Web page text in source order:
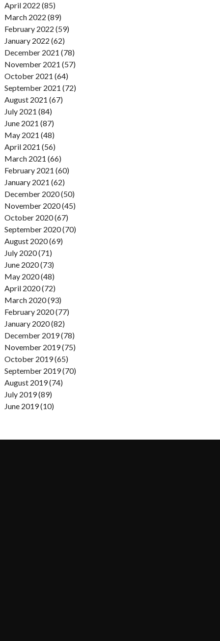
April 2022 (85)
March 2022 (89)
February 2022 (59)
January 2022 (62)
December 2021 (78)
November 2021 (57)
October 2021 (64)
September 2021 (72)
August 2021 (67)
July 2021 (84)
June 2021 (87)
May 2021 (48)
April 2021 (56)
March 2021 (66)
February 2021 (60)
January 2021 (62)
December 2020 (50)
November 2020 (45)
October 2020 (67)
September 2020 (70)
August 2020 (69)
July 2020 (71)
June 2020 (73)
May 2020 (48)
April 2020 (72)
March 2020 (93)
February 2020 (77)
January 2020 (82)
December 2019 (78)
November 2019 (75)
October 2019 (65)
September 2019 (70)
August 2019 (74)
July 2019 (89)
June 2019 (10)